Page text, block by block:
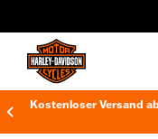
Kostenloser Versand